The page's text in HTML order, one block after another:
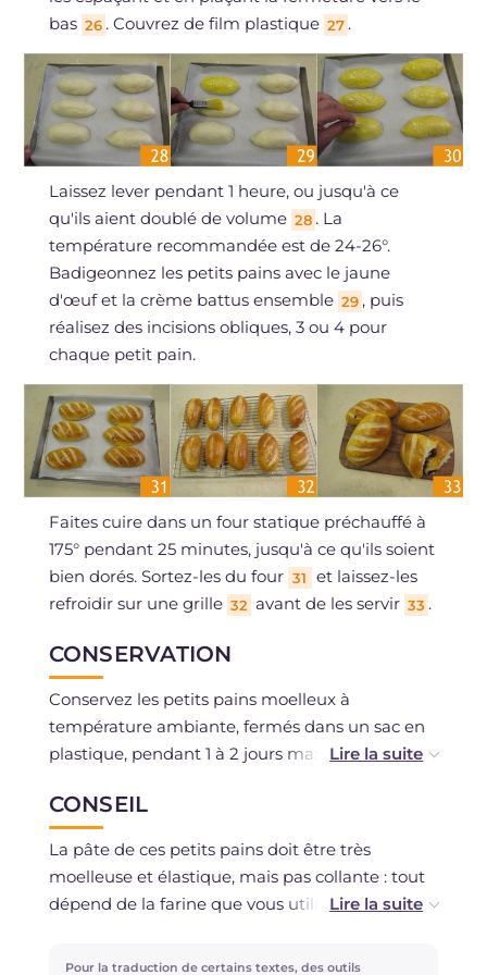
bas 26 . Couvrez de film plastique 27 .
Laissez lever pendant 1 heure, ou jusqu'à ce
qu'ils aient doublé de volume 28 . La
température recommandée est de 24-26°.
Badigeonnez les petits pains avec le jaune
d'œuf et la crème battus ensemble 29 , puis
réalisez des incisions obliques, 3 ou 4 pour
chaque petit pain.
Faites cuire dans un four statique préchauffé à
175° pendant 25 minutes, jusqu'à ce qu'ils soient
bien dorés. Sortez-les du four 31
et laissez-les
refroidir sur une grille 32 avant de les servir 33 .
CONSERVATION
Conservez les petits pains moelleux à
température ambiante, fermés dans un sac en
plastique, pendant 1 à 2 jours maximum. Les
et complètement refroidis à température
ambiante. Avant de les réchauffer au four, nous
vous conseillons de les décongeler au
réfrigérateur.
CONSEIL
La pâte de ces petits pains doit être très
moelleuse et élastique, mais pas collante : tout
dépend de la farine que vous utiliserez pour la
moins de liquide.
Pour la traduction de certains textes, des outils